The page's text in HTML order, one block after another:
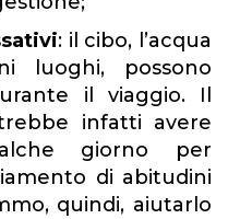
: il cibo, l’acqua
luoghi, possono
il viaggio. Il
infatti avere
giorno per
di abitudini
quindi, aiutarlo